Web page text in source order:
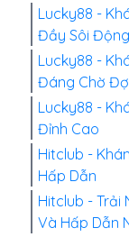
Lucky88 -
Đầy Sôi Động
Lucky88 -
Đáng Chờ
Lucky88 -
Đỉnh Cao
Hitclub -
Hấp Dẫn
Hitclub - Trải
Và Hấp Dẫn